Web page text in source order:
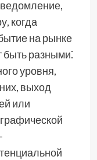
когда
на рынке
быть разными⁚
уровня,
выход
или